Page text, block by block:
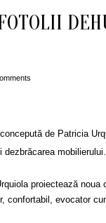
de Patricia
mobilierului.
proiectează
confortabil, evocator